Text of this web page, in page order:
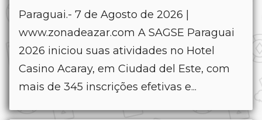
Paraguai.- 7 de Agosto de 2026 |
www.zonadeazar.com A SAGSE Paraguai
2026 iniciou suas atividades no Hotel
Casino Acaray, em Ciudad del Este, com
mais de 345 inscrições efetivas e...